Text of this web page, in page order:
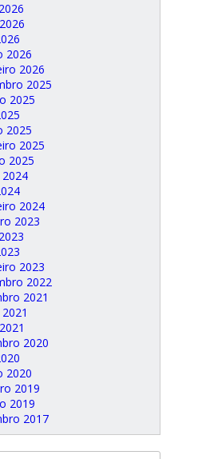
2026
2026
2025
2025
2025
2025
2025
2024
2023
2023
2022
2021
2020
2020
2019
2019
2017